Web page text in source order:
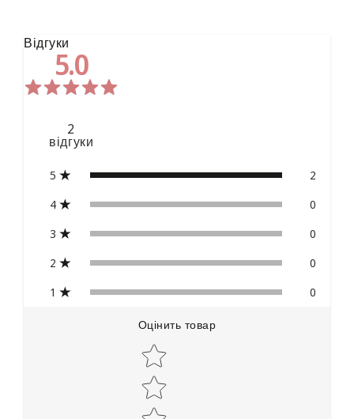
Відгуки
5.0
2
відгуки
5
2
4
0
3
0
2
0
1
0
Оцінить товар
Star rating